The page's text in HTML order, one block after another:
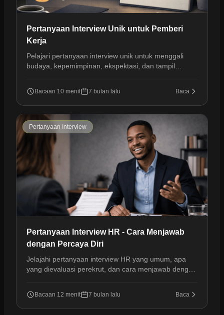
Pertanyaan Interview Unik untuk Pemberi
Kerja
Pelajari pertanyaan interview unik untuk menggali
budaya, kepemimpinan, ekspektasi, dan tampil
Bacaan 10 menit 7 bulan lalu Baca
Pertanyaan Interview
Pertanyaan Interview HR - Cara Menjawab
dengan Percaya Diri
Jelajahi pertanyaan interview HR yang umum, apa
yang dievaluasi perekrut, dan cara menjawab dengan
Bacaan 12 menit 7 bulan lalu Baca